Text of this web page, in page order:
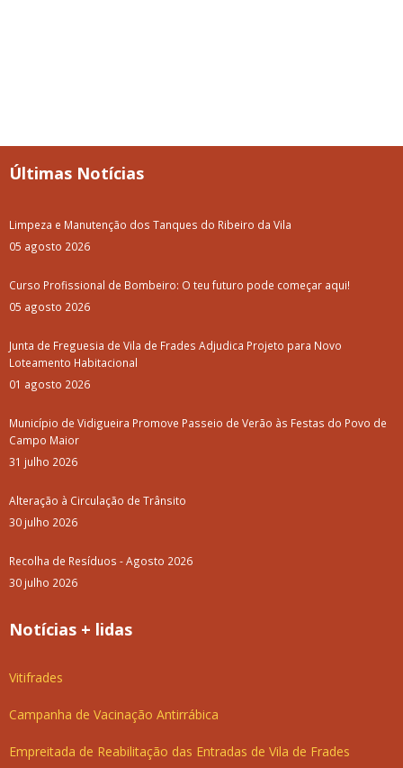
Últimas Notícias
Limpeza e Manutenção dos Tanques do Ribeiro da Vila
05 agosto 2026
Curso Profissional de Bombeiro: O teu futuro pode começar aqui!
05 agosto 2026
Junta de Freguesia de Vila de Frades Adjudica Projeto para Novo
Loteamento Habitacional
01 agosto 2026
Município de Vidigueira Promove Passeio de Verão às Festas do Povo de
Campo Maior
31 julho 2026
Alteração à Circulação de Trânsito
30 julho 2026
Recolha de Resíduos - Agosto 2026
30 julho 2026
Notícias + lidas
Vitifrades
Campanha de Vacinação Antirrábica
Empreitada de Reabilitação das Entradas de Vila de Frades